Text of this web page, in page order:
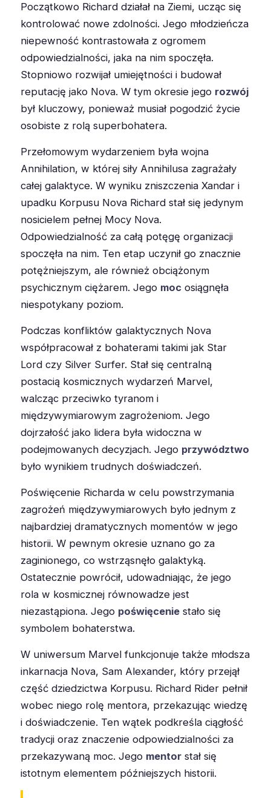
Początkowo Richard działał na Ziemi, ucząc się
kontrolować nowe zdolności. Jego młodzieńcza
niepewność kontrastowała z ogromem
odpowiedzialności, jaka na nim spoczęła.
Stopniowo rozwijał umiejętności i budował
reputację jako Nova. W tym okresie jego rozwój
był kluczowy, ponieważ musiał pogodzić życie
osobiste z rolą superbohatera.
Przełomowym wydarzeniem była wojna
Annihilation, w której siły Annihilusa zagrażały
całej galaktyce. W wyniku zniszczenia Xandar i
upadku Korpusu Nova Richard stał się jedynym
nosicielem pełnej Mocy Nova.
Odpowiedzialność za całą potęgę organizacji
spoczęła na nim. Ten etap uczynił go znacznie
potężniejszym, ale również obciążonym
psychicznym ciężarem. Jego moc osiągnęła
niespotykany poziom.
Podczas konfliktów galaktycznych Nova
współpracował z bohaterami takimi jak Star
Lord czy Silver Surfer. Stał się centralną
postacią kosmicznych wydarzeń Marvel,
walcząc przeciwko tyranom i
międzywymiarowym zagrożeniom. Jego
dojrzałość jako lidera była widoczna w
podejmowanych decyzjach. Jego przywództwo
było wynikiem trudnych doświadczeń.
Poświęcenie Richarda w celu powstrzymania
zagrożeń międzywymiarowych było jednym z
najbardziej dramatycznych momentów w jego
historii. W pewnym okresie uznano go za
zaginionego, co wstrząsnęło galaktyką.
Ostatecznie powrócił, udowadniając, że jego
rola w kosmicznej równowadze jest
niezastąpiona. Jego poświęcenie stało się
symbolem bohaterstwa.
W uniwersum Marvel funkcjonuje także młodsza
inkarnacja Nova, Sam Alexander, który przejął
część dziedzictwa Korpusu. Richard Rider pełnił
wobec niego rolę mentora, przekazując wiedzę
i doświadczenie. Ten wątek podkreśla ciągłość
tradycji oraz znaczenie odpowiedzialności za
przekazywaną moc. Jego mentor stał się
istotnym elementem późniejszych historii.